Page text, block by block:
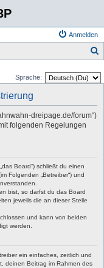
Anmelden
Sprache:
dreipage.de/forum“)
folgenden Regelungen
Board“) schließt du einen
Folgenden „Betreiber“) und
bist, so darfst du das Board
jeweils die an dieser Stelle
und kann von beiden
werden.
ein einfaches, zeitlich und
deinen Beitrag im Rahmen des